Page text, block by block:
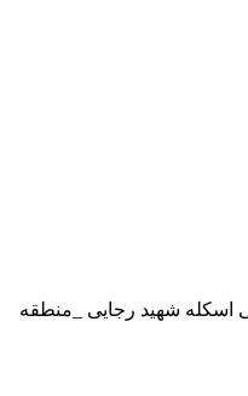
اسکله شهید رجایی _منطقه